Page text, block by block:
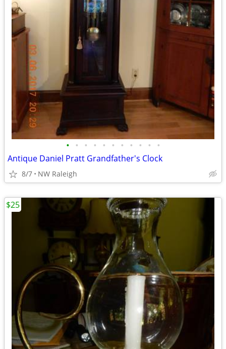
• • • • • • • • • • •
Antique Daniel Pratt Grandfather's Clock
8/7 NW Raleigh
$25